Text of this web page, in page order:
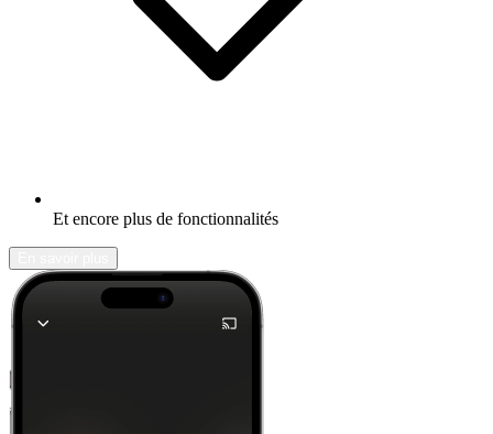
Et encore plus de fonctionnalités